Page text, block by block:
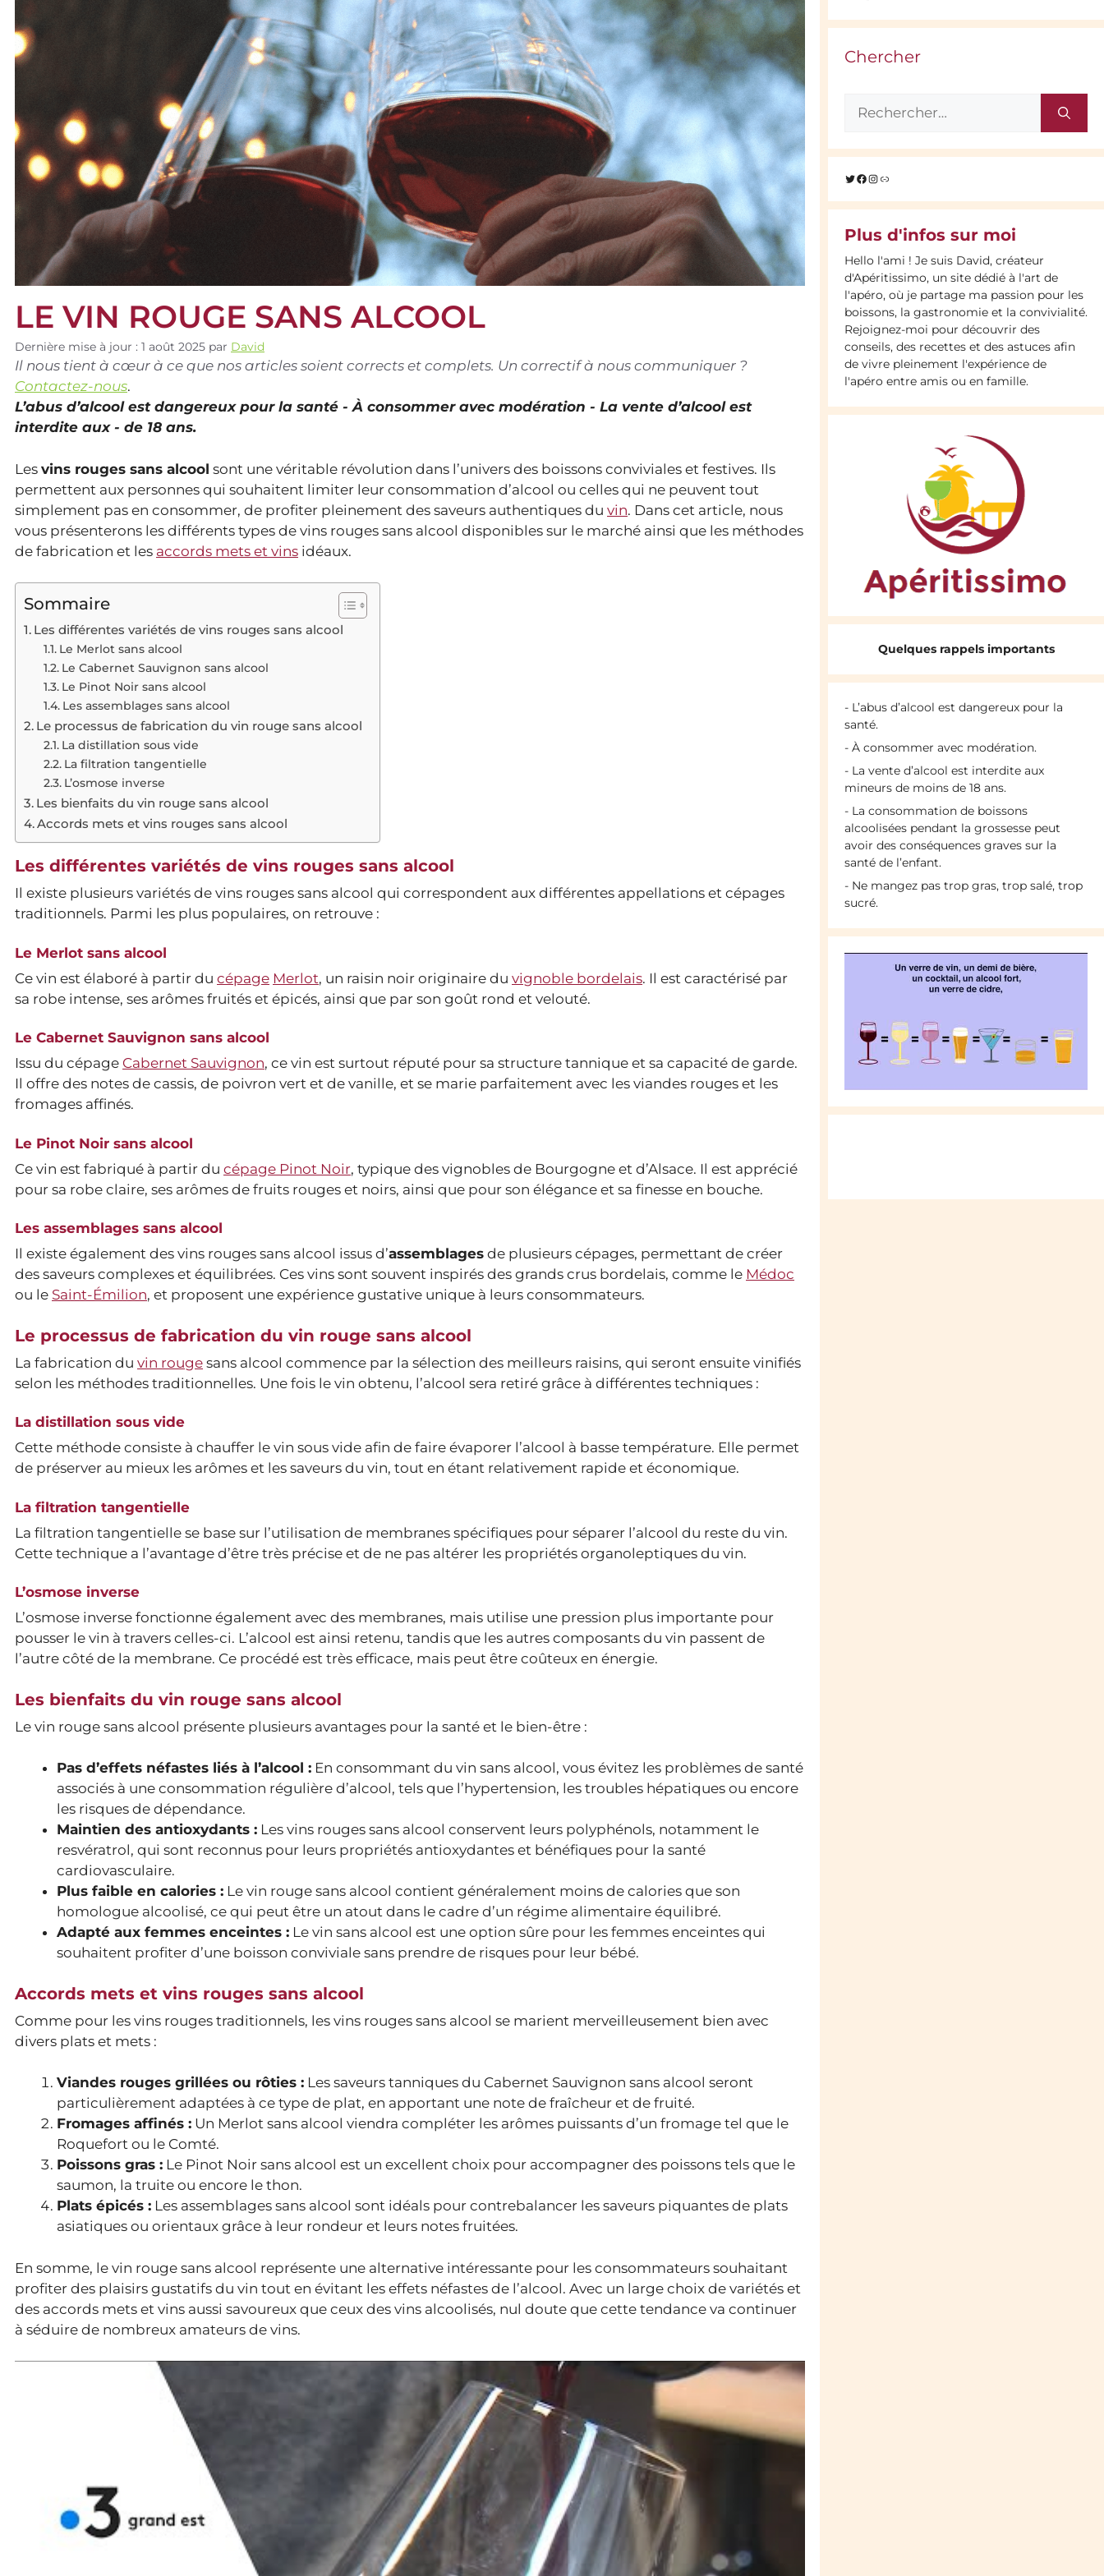
LE VIN ROUGE SANS ALCOOL
Dernière mise à jour : 1 août 2025 par David
Il nous tient à cœur à ce que nos articles soient corrects et complets. Un correctif à nous communiquer ?
Contactez-nous.
L’abus d’alcool est dangereux pour la santé - À consommer avec modération - La vente d’alcool est
interdite aux - de 18 ans.
Les vins rouges sans alcool sont une véritable révolution dans l’univers des boissons conviviales et festives. Ils
permettent aux personnes qui souhaitent limiter leur consommation d’alcool ou celles qui ne peuvent tout
simplement pas en consommer, de profiter pleinement des saveurs authentiques du vin. Dans cet article, nous
vous présenterons les différents types de vins rouges sans alcool disponibles sur le marché ainsi que les méthodes
de fabrication et les accords mets et vins idéaux.
Sommaire
Les différentes variétés de vins rouges sans alcool
Le Merlot sans alcool
Le Cabernet Sauvignon sans alcool
Le Pinot Noir sans alcool
Les assemblages sans alcool
Le processus de fabrication du vin rouge sans alcool
La distillation sous vide
La filtration tangentielle
L’osmose inverse
Les bienfaits du vin rouge sans alcool
Accords mets et vins rouges sans alcool
Les différentes variétés de vins rouges sans alcool
Il existe plusieurs variétés de vins rouges sans alcool qui correspondent aux différentes appellations et cépages
traditionnels. Parmi les plus populaires, on retrouve :
Le Merlot sans alcool
Ce vin est élaboré à partir du cépage Merlot, un raisin noir originaire du vignoble bordelais. Il est caractérisé par
sa robe intense, ses arômes fruités et épicés, ainsi que par son goût rond et velouté.
Le Cabernet Sauvignon sans alcool
Issu du cépage Cabernet Sauvignon, ce vin est surtout réputé pour sa structure tannique et sa capacité de garde.
Il offre des notes de cassis, de poivron vert et de vanille, et se marie parfaitement avec les viandes rouges et les
fromages affinés.
Le Pinot Noir sans alcool
Ce vin est fabriqué à partir du cépage Pinot Noir, typique des vignobles de Bourgogne et d’Alsace. Il est apprécié
pour sa robe claire, ses arômes de fruits rouges et noirs, ainsi que pour son élégance et sa finesse en bouche.
Les assemblages sans alcool
Il existe également des vins rouges sans alcool issus d’assemblages de plusieurs cépages, permettant de créer
des saveurs complexes et équilibrées. Ces vins sont souvent inspirés des grands crus bordelais, comme le Médoc
ou le Saint-Émilion, et proposent une expérience gustative unique à leurs consommateurs.
Le processus de fabrication du vin rouge sans alcool
La fabrication du vin rouge sans alcool commence par la sélection des meilleurs raisins, qui seront ensuite vinifiés
selon les méthodes traditionnelles. Une fois le vin obtenu, l’alcool sera retiré grâce à différentes techniques :
La distillation sous vide
Cette méthode consiste à chauffer le vin sous vide afin de faire évaporer l’alcool à basse température. Elle permet
de préserver au mieux les arômes et les saveurs du vin, tout en étant relativement rapide et économique.
La filtration tangentielle
La filtration tangentielle se base sur l’utilisation de membranes spécifiques pour séparer l’alcool du reste du vin.
Cette technique a l’avantage d’être très précise et de ne pas altérer les propriétés organoleptiques du vin.
L’osmose inverse
L’osmose inverse fonctionne également avec des membranes, mais utilise une pression plus importante pour
pousser le vin à travers celles-ci. L’alcool est ainsi retenu, tandis que les autres composants du vin passent de
l’autre côté de la membrane. Ce procédé est très efficace, mais peut être coûteux en énergie.
Les bienfaits du vin rouge sans alcool
Le vin rouge sans alcool présente plusieurs avantages pour la santé et le bien-être :
Pas d’effets néfastes liés à l’alcool : En consommant du vin sans alcool, vous évitez les problèmes de santé
associés à une consommation régulière d’alcool, tels que l’hypertension, les troubles hépatiques ou encore
les risques de dépendance.
Maintien des antioxydants : Les vins rouges sans alcool conservent leurs polyphénols, notamment le
resvératrol, qui sont reconnus pour leurs propriétés antioxydantes et bénéfiques pour la santé
cardiovasculaire.
Plus faible en calories : Le vin rouge sans alcool contient généralement moins de calories que son
homologue alcoolisé, ce qui peut être un atout dans le cadre d’un régime alimentaire équilibré.
Adapté aux femmes enceintes : Le vin sans alcool est une option sûre pour les femmes enceintes qui
souhaitent profiter d’une boisson conviviale sans prendre de risques pour leur bébé.
Accords mets et vins rouges sans alcool
Comme pour les vins rouges traditionnels, les vins rouges sans alcool se marient merveilleusement bien avec
divers plats et mets :
Viandes rouges grillées ou rôties : Les saveurs tanniques du Cabernet Sauvignon sans alcool seront
particulièrement adaptées à ce type de plat, en apportant une note de fraîcheur et de fruité.
Fromages affinés : Un Merlot sans alcool viendra compléter les arômes puissants d’un fromage tel que le
Roquefort ou le Comté.
Poissons gras : Le Pinot Noir sans alcool est un excellent choix pour accompagner des poissons tels que le
saumon, la truite ou encore le thon.
Plats épicés : Les assemblages sans alcool sont idéals pour contrebalancer les saveurs piquantes de plats
asiatiques ou orientaux grâce à leur rondeur et leurs notes fruitées.
En somme, le vin rouge sans alcool représente une alternative intéressante pour les consommateurs souhaitant
profiter des plaisirs gustatifs du vin tout en évitant les effets néfastes de l’alcool. Avec un large choix de variétés et
des accords mets et vins aussi savoureux que ceux des vins alcoolisés, nul doute que cette tendance va continuer
à séduire de nombreux amateurs de vins.
Chercher
Rechercher :
Twitter
Facebook
Instagram
Lien
Plus d'infos sur moi
Hello l'ami ! Je suis David, créateur
d'Apéritissimo, un site dédié à l'art de
l'apéro, où je partage ma passion pour les
boissons, la gastronomie et la convivialité.
Rejoignez-moi pour découvrir des
conseils, des recettes et des astuces afin
de vivre pleinement l'expérience de
l'apéro entre amis ou en famille.
Quelques rappels importants
- L’abus d’alcool est dangereux pour la
santé.
- À consommer avec modération.
- La vente d’alcool est interdite aux
mineurs de moins de 18 ans.
- La consommation de boissons
alcoolisées pendant la grossesse peut
avoir des conséquences graves sur la
santé de l’enfant.
- Ne mangez pas trop gras, trop salé, trop
sucré.